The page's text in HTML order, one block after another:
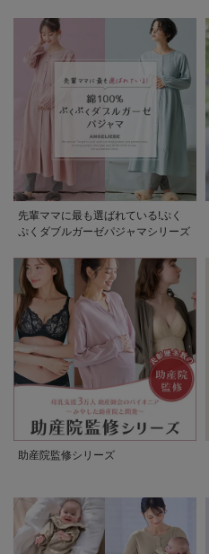
先輩ママに最も選ばれている!ぷく
ぷくダブルガーゼパジャマシリーズ
助産院監修シリーズ